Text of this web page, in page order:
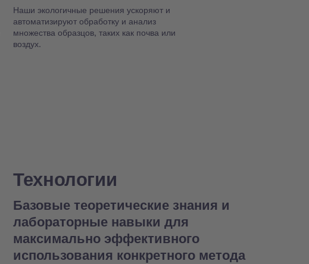
Наши экологичные решения ускоряют и
автоматизируют обработку и анализ
множества образцов, таких как почва или
воздух.
Технологии
Базовые теоретические знания и
лабораторные навыки для
максимально эффективного
использования конкретного метода